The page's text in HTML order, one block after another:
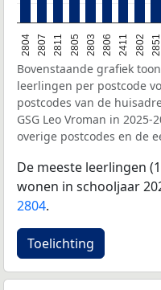
2804 2807 2811 2805 2803 2806 2411 2802 2851
Bovenstaande grafiek
leerlingen per postcode
postcodes van de
GSG Leo Vroman in
overige postcodes en de
De meeste leerlingen
wonen in schooljaar
2804.
Toelichting